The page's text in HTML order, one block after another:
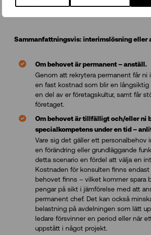
genomfört under den period ni behöver
Sammanfattningsvis: interimslösning eller
Om behovet är permanent – anställ.
Genom att rekrytera permanent får ni
en fast kostnad som blir en långsiktig
en del av er företagskultur, samt får
företaget.
Om behovet är tillfälligt och/eller ni
specialkompetens under en tid –
Vare sig det gäller ett personalbehov
en förändring eller grundläggande
detta scenario en fördel att välja en
Kostnaden för konsulten finns endast
behovet finns – vilket kommer spara
pengar på sikt i jämförelse med att
permanent chef. Det kan också
belastning på avdelningen som lätt
ledare försvinner en period eller när
uppstått i något projekt.